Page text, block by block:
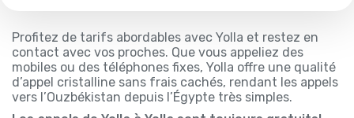
Profitez de tarifs abordables avec Yolla et restez en
contact avec vos proches. Que vous appeliez des
mobiles ou des téléphones fixes, Yolla offre une qualité
d’appel cristalline sans frais cachés, rendant les appels
vers l’Ouzbékistan depuis l’Égypte très simples.